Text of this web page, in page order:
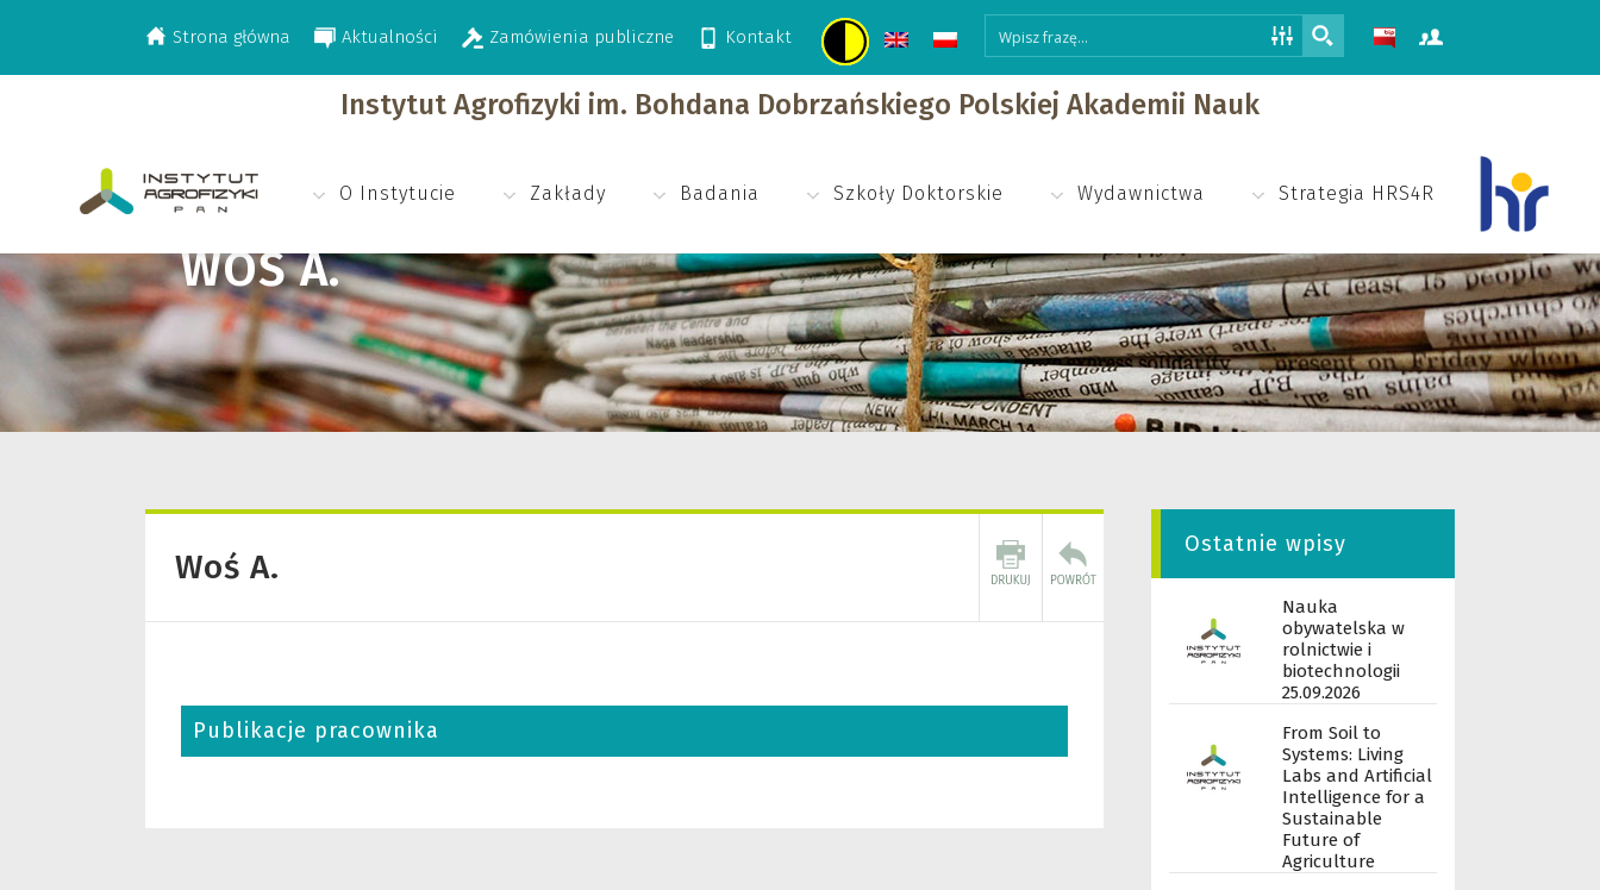
Strona główna Aktualności Zamówienia publiczne Kontakt
Instytut Agrofizyki im. Bohdana Dobrzańskiego Polskiej Akademii Nauk
O Instytucie Zakłady Badania Szkoły Doktorskie Wydawnictwa Strategia HRS4R
WOŚ A.
>Woś A.
Woś A.
Publikacje pracownika
Ostatnie wpisy
Nauka
obywatelska w
rolnictwie i
biotechnologii
25.09.2026
From Soil to
Systems: Living
Labs and Artificial
Intelligence for a
Sustainable
Future of
Agriculture